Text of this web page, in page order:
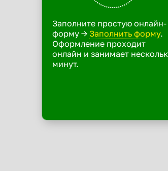
Заполните простую онлайн-
форму -> Заполнить форму.
Оформление проходит
онлайн и занимает
минут.